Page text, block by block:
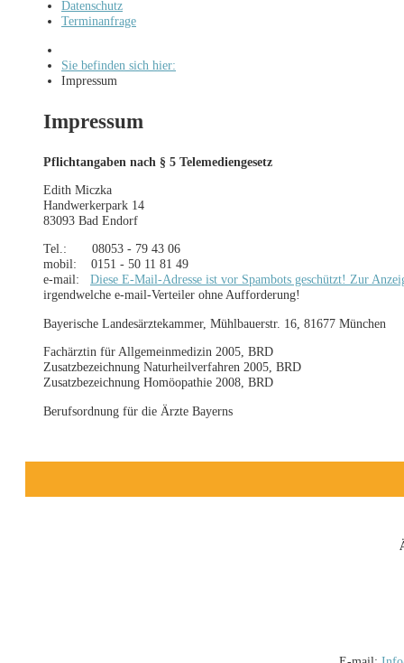
Datenschutz
Terminanfrage
Sie befinden sich hier:
Impressum
Impressum
Pflichtangaben nach § 5 Telemediengesetz
Edith Miczka
Handwerkerpark 14
83093 Bad Endorf
Tel.: 08053 - 79 43 06
mobil: 0151 - 50 11 81 49
e-mail: Diese E-Mail-Adresse ist vor Spambots geschützt! Zur
irgendwelche e-mail-Verteiler ohne Aufforderung!
Bayerische Landesärztekammer, Mühlbauerstr. 16, 81677 München
Fachärztin für Allgemeinmedizin 2005, BRD
Zusatzbezeichnung Naturheilverfahren 2005, BRD
Zusatzbezeichnung Homöopathie 2008, BRD
Berufsordnung für die Ärzte Bayerns